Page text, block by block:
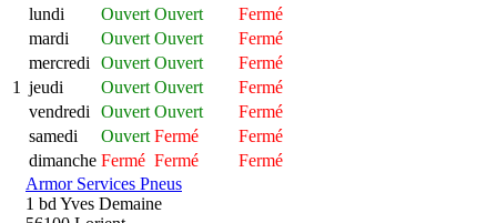
1
lundi
Ouvert Ouvert
Fermé
mardi
Ouvert Ouvert
Fermé
mercredi
Ouvert Ouvert
Fermé
jeudi
Ouvert Ouvert
Fermé
vendredi
Ouvert Ouvert
Fermé
samedi
Ouvert Fermé
Fermé
dimanche Fermé Fermé
Fermé
Armor Services Pneus
1 bd Yves Demaine